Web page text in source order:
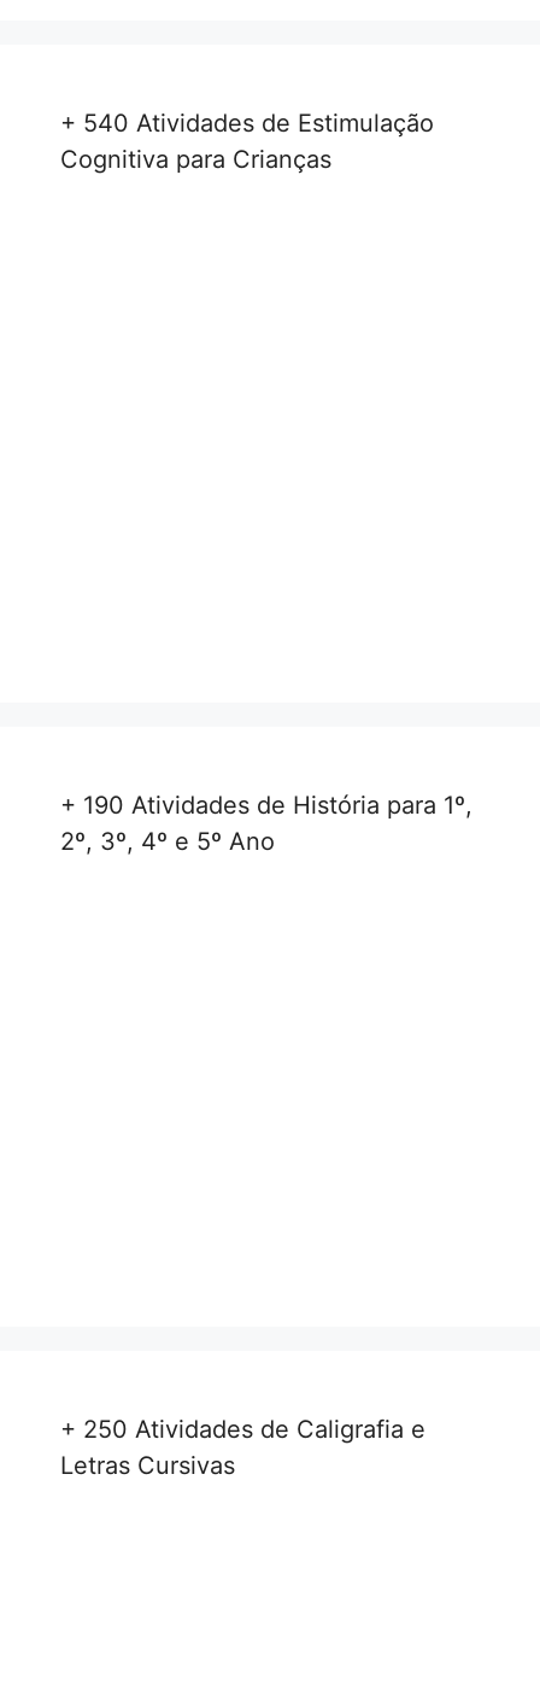
+ 540 Atividades de Estimulação
Cognitiva para Crianças
+ 190 Atividades de História para 1º,
2º, 3º, 4º e 5º Ano
+ 250 Atividades de Caligrafia e
Letras Cursivas